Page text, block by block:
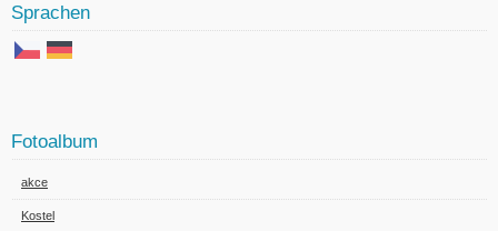
Sprachen
Fotoalbum
akce
Kostel